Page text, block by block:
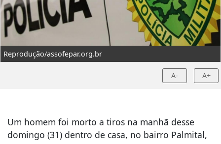
Reprodução/assofepar.org.br
A- A+
Um homem foi morto a tiros na manhã desse
domingo (31) dentro de casa, no bairro Palmital,